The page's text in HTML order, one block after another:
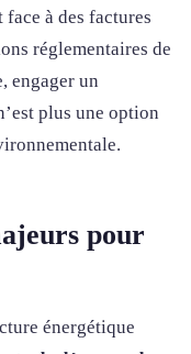
à des factures
réglementaires de
engager un
plus une option
pour
énergétique